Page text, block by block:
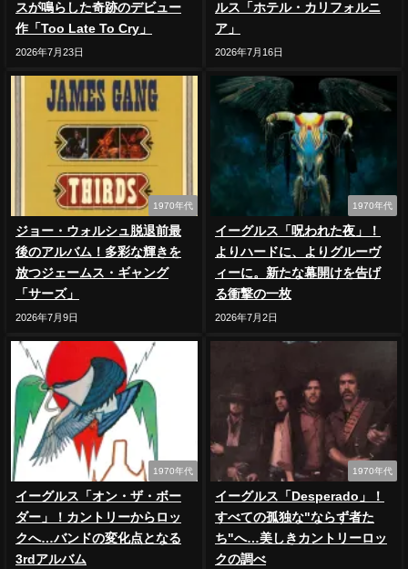
スが鳴らした奇跡のデビュー
作「Too Late To Cry」
2026年7月23日
ルス「ホテル・カリフォルニ
ア」
2026年7月16日
1970年代
ジョー・ウォルシュ脱退前最
後のアルバム！多彩な輝きを
放つジェームス・ギャング
「サーズ」
2026年7月9日
1970年代
イーグルス「呪われた夜」！
よりハードに、よりグルーヴ
ィーに。新たな幕開けを告げ
る衝撃の一枚
2026年7月2日
1970年代
イーグルス「オン・ザ・ボー
ダー」！カントリーからロッ
クへ…バンドの変化点となる
3rdアルバム
1970年代
イーグルス「Desperado」！
すべての孤独な"ならず者た
ち"へ…美しきカントリーロッ
クの調べ